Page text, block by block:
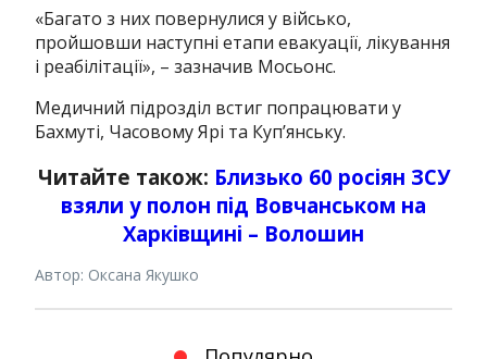
«Багато з них повернулися у військо,
пройшовши наступні етапи евакуації, лікування
і реабілітації», – зазначив Мосьонс.
Медичний підрозділ встиг попрацювати у
Бахмуті, Часовому Ярі та Куп’янську.
Читайте також: Близько 60 росіян ЗСУ
взяли у полон під Вовчанськом на
Харківщині – Волошин
Автор: Оксана Якушко